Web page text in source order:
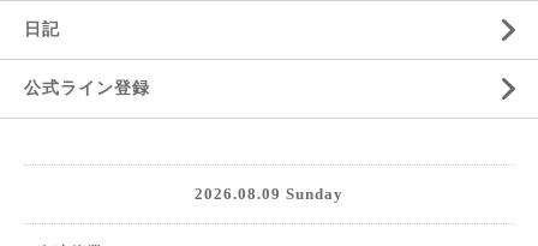
日記
公式ライン登録
2026.08.09 Sunday